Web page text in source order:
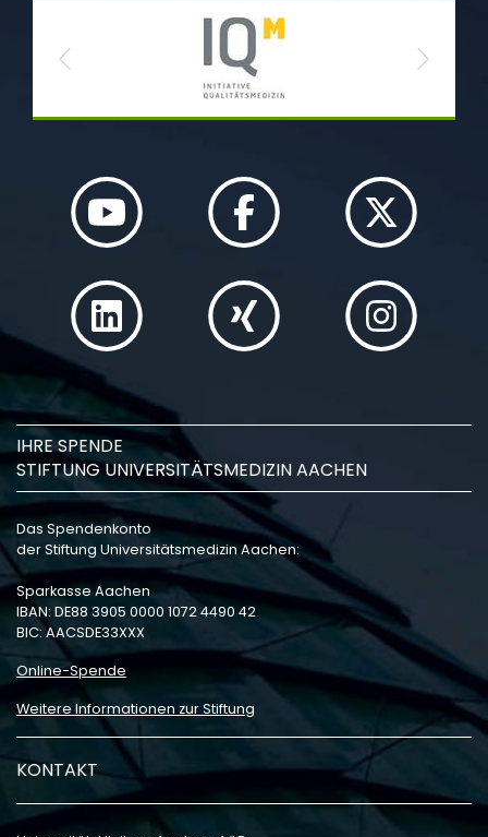
Previous Next
IHRE SPENDE
STIFTUNG UNIVERSITÄTSMEDIZIN AACHEN
Das Spendenkonto
der Stiftung Universitätsmedizin Aachen:
Sparkasse Aachen
IBAN: DE88 3905 0000 1072 4490 42
BIC: AACSDE33XXX
Online-Spende
Weitere Informationen zur Stiftung
KONTAKT